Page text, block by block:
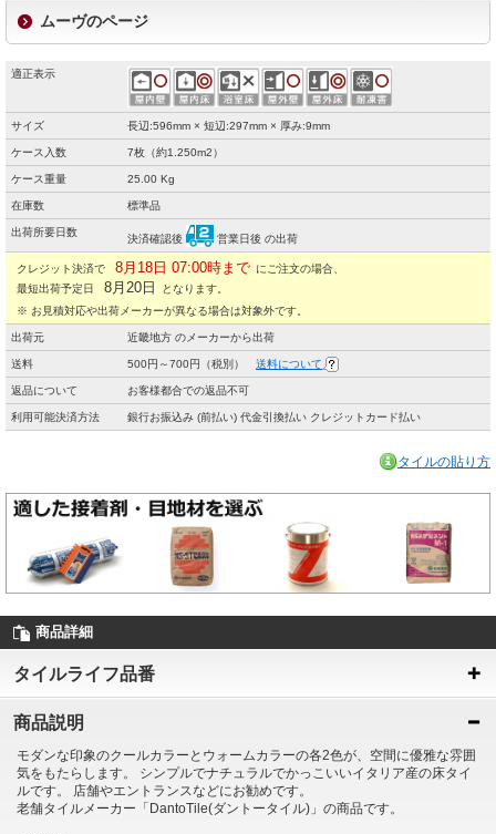
ムーヴのページ
適正表示
サイズ 長辺:596mm × 短辺:297mm × 厚み:9mm
ケース入数 7枚（約1.250m2）
ケース重量 25.00 Kg
在庫数 標準品
出荷所要日数
決済確認後 営業日後 の出荷
クレジット決済で 8月18日 07:00時まで にご注文の場合、
最短出荷予定日
8月20日
となります。
※ お見積対応や出荷メーカーが異なる場合は対象外です。
出荷元 近畿地方 のメーカーから出荷
送料 500円～700円（税別） 送料について
返品について お客様都合での返品不可
利用可能決済方法 銀行お振込み (前払い) 代金引換払い クレジットカード払い
タイルの貼り方
商品詳細
タイルライフ品番
商品説明
モダンな印象のクールカラーとウォームカラーの各2色が、空間に優雅な雰囲
気をもたらします。 シンプルでナチュラルでかっこいいイタリア産の床タイ
ルです。 店舗やエントランスなどにお勧めです。
老舗タイルメーカー「DantoTile(ダントータイル)」の商品です。